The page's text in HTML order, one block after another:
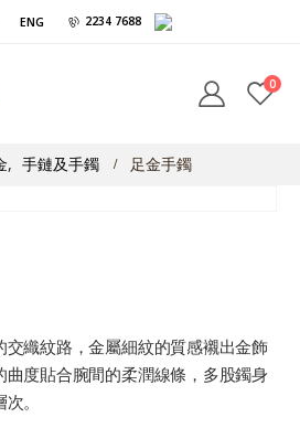
ENG 2234 7688
0
, 手鏈及手鐲 足金手鐲
織紋路，金屬細紋的質感襯出金飾
度貼合腕間的柔潤線條，多股鐲身
。